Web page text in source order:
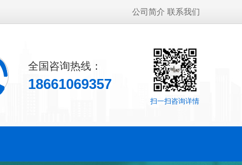
公司简介 联系我们
扫一扫咨询详情
全国咨询热线：
18661069357